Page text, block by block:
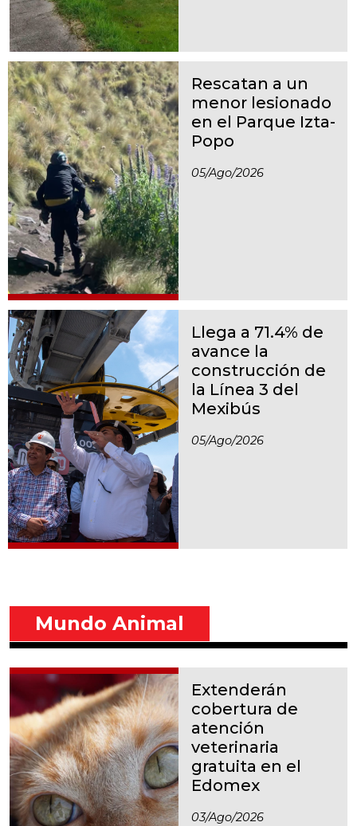
Rescatan a un
menor lesionado
en el Parque Izta-
Popo
05/ago/2026
Llega a 71.4% de
avance la
construcción de
la Línea 3 del
Mexibús
05/ago/2026
Mundo Animal
Extenderán
cobertura de
atención
veterinaria
gratuita en el
Edomex
03/ago/2026